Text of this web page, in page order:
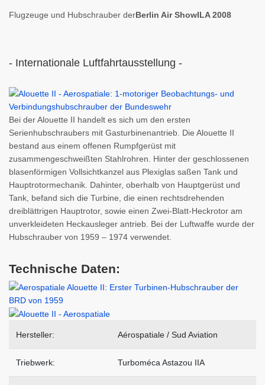
Flugzeuge und Hubschrauber derBerlin Air ShowILA 2008
- Internationale Luftfahrtausstellung -
Bei der Alouette II handelt es sich um den ersten
Serienhubschraubers mit Gasturbinenantrieb. Die Alouette II
bestand aus einem offenen Rumpfgerüst mit
zusammengeschweißten Stahlrohren. Hinter der geschlossenen
blasenförmigen Vollsichtkanzel aus Plexiglas saßen Tank und
Hauptrotormechanik. Dahinter, oberhalb von Hauptgerüst und
Tank, befand sich die Turbine, die einen rechtsdrehenden
dreiblättrigen Hauptrotor, sowie einen Zwei-Blatt-Heckrotor am
unverkleideten Heckausleger antrieb. Bei der Luftwaffe wurde der
Hubschrauber von 1959 – 1974 verwendet.
Technische Daten:
Hersteller: Aérospatiale / Sud Aviation
Triebwerk: Turboméca Astazou IIA